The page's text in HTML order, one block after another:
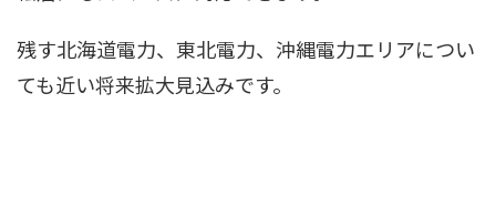
残す北海道電力、東北電力、沖縄電力エリアについ
ても近い将来拡大見込みです。